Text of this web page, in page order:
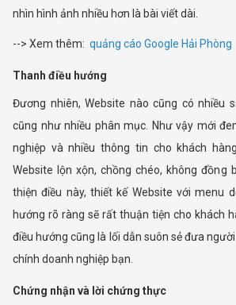
nhìn hình ảnh nhiều hơn là bài viết dài.
--> Xem thêm: quảng cáo Google Hải Phòng
Thanh điều hướng
Đương nhiên, Website nào cũng có nhiều
cũng như nhiều phân mục. Như vậy mới
nghiệp và nhiều thông tin cho khách
Website lộn xộn, chồng chéo, không đồng
thiện điều này, thiết kế Website với menu
hướng rõ ràng sẽ rất thuận tiện cho khách
điều hướng cũng là lối dẫn suôn sẻ đưa
chính doanh nghiệp bạn.
Chứng nhận và lời chứng thực